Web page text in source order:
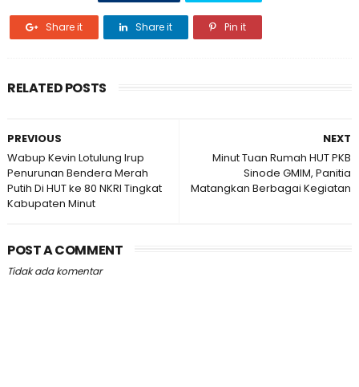
Share it Share it Pin it
RELATED POSTS
NEXT
Minut Tuan Rumah HUT PKB
Sinode GMIM, Panitia
Matangkan Berbagai Kegiatan
PREVIOUS
Wabup Kevin Lotulung Irup
Penurunan Bendera Merah
Putih Di HUT ke 80 NKRI Tingkat
Kabupaten Minut
POST A COMMENT
Tidak ada komentar